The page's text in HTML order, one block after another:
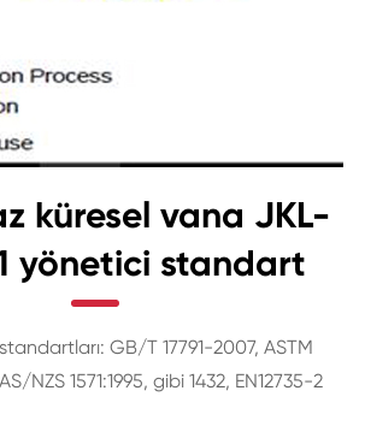
küresel vana JKL-
yönetici standart
GB/T 17791-2007, ASTM
NZS 1571:1995, gibi 1432, EN12735-2